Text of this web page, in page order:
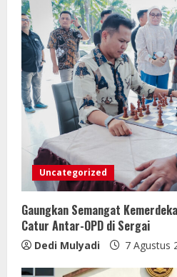
Uncategorized
Gaungkan Semangat
Catur Antar-OPD di Sergai
Dedi Mulyadi 7 Agustus